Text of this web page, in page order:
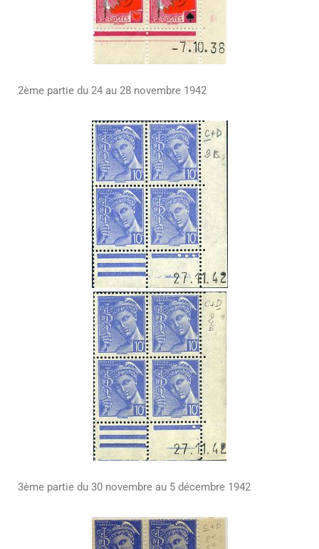
2ème partie du 24 au 28 novembre 1942
3ème partie du 30 novembre au 5 décembre 1942